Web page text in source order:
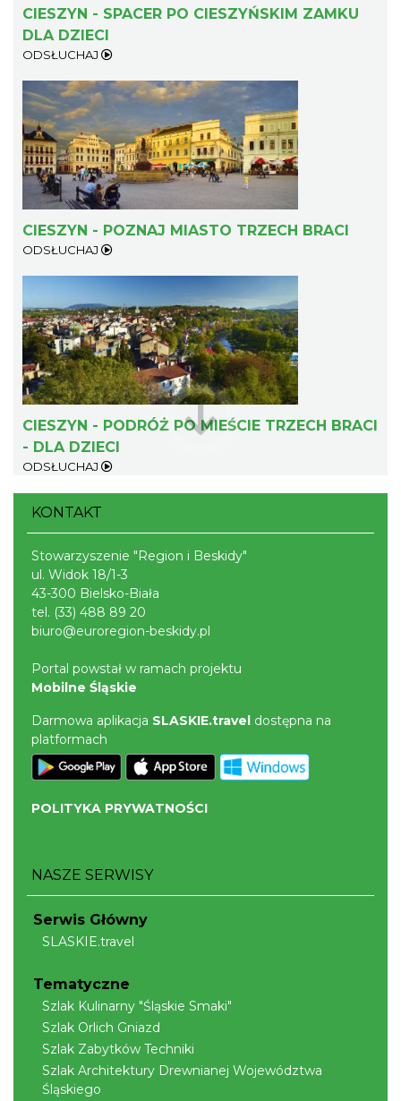
XV Skarby z Cieszyńskiej Trówły
0.14 km
Wystawa: Z ONDRASZKIEM PRZEZ DEKADY
60-lecie Turystycznego Klubu Kolarskiego
PTTK "Ondraszek"
Cieszyn
0.32 km
INTERPRETACJE "Miesiofoto" - wernisaż
Towarzystwa Fotograficznego
Cieszyn
0.32 km
0.34 km
Cieszyn
CIESZYN - SPACER PO CIESZYŃSKIM ZAMKU
DLA DZIECI
ODSŁUCHAJ
CIESZYN - POZNAJ MIASTO TRZECH BRACI
ODSŁUCHAJ
CIESZYN - PODRÓŻ PO MIEŚCIE TRZECH BRACI
- DLA DZIECI
ODSŁUCHAJ
KONTAKT
Stowarzyszenie "Region i Beskidy"
ul. Widok 18/1-3
43-300 Bielsko-Biała
tel. (33) 488 89 20
biuro@euroregion-beskidy.pl
Portal powstał w ramach projektu
Mobilne Śląskie
Darmowa aplikacja SLASKIE.travel dostępna na
platformach
POLITYKA PRYWATNOŚCI
NASZE SERWISY
Serwis Główny
SLASKIE.travel
Tematyczne
Szlak Kulinarny "Śląskie Smaki"
Szlak Orlich Gniazd
Szlak Zabytków Techniki
Szlak Architektury Drewnianej Województwa
Śląskiego